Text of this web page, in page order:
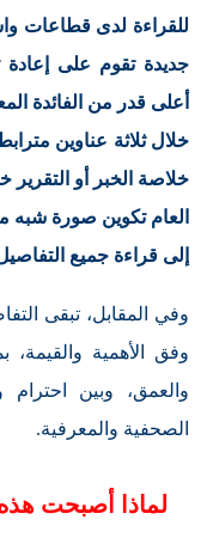
للقراءة لدى قطاعات
جديدة تقوم على إعادة
أعلى قدر من الفائدة
خلال ثلاثة عناوين
خلاصة الخبر أو التقرير
العام تكوين صورة شبه
إلى قراءة جميع
وفي المقابل، تبقى
وفق الأهمية
والعمق، وبين
الصحفية والمعرفية.
لماذا أصبحت